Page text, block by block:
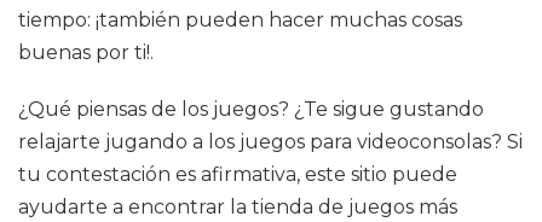
tiempo: ¡también pueden hacer muchas cosas
buenas por ti!.
¿Qué piensas de los juegos? ¿Te sigue gustando
relajarte jugando a los juegos para videoconsolas? Si
tu contestación es afirmativa, este sitio puede
ayudarte a encontrar la tienda de juegos más